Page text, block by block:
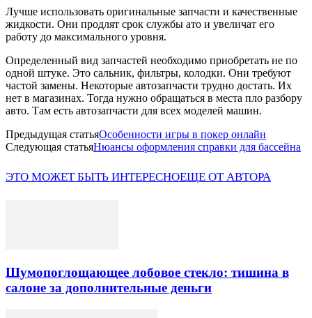
Лучше использовать оригинальные запчасти и качественные
жидкости. Они продлят срок службы ато и увеличат его
работу до максимального уровня.
Определенный вид запчастей необходимо приобретать не по
одной штуке. Это сальник, фильтры, колодки. Они требуют
частой замены. Некоторые автозапчасти трудно достать. Их
нет в магазинах. Тогда нужно обращаться в места пло разбору
авто. Там есть автозапчасти для всех моделей машин.
Предыдущая статьяОсобенности игры в покер онлайн
Следующая статьяНюансы оформления справки для бассейна
ЭТО МОЖЕТ БЫТЬ ИНТЕРЕСНОЕЩЕ ОТ АВТОРА
Шумопоглощающее лобовое стекло: тишина в
салоне за дополнительные деньги